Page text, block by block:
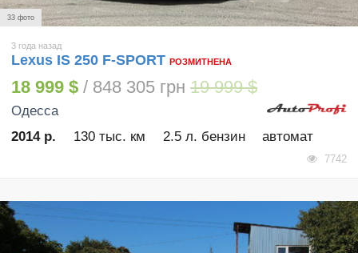
33 фото
3 года назад
Lexus IS 250 F-SPORT РОЗМИТНЕНА
18 999 $ / 848 305 грн 19 999 $
Одесса
2014 р.
130 тыс. км 2.5 л. бензин автомат
7742